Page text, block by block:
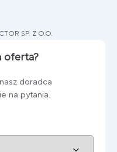
SP. Z O.O.
oferta?
doradca
na pytania.